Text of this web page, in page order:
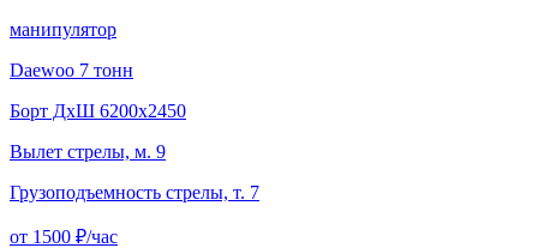
манипулятор
Daewoo 7 тонн
Борт ДxШ 6200x2450
Вылет стрелы, м. 9
Грузоподъемность стрелы, т. 7
от 1500 ₽/час